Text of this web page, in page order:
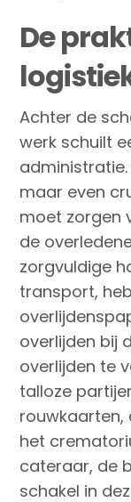
De
Achter de
werk schuilt
maar even
moet zorgen
de
zorgvuldige
transport,
overlijden bij
overlijden te
talloze
rouwkaarten,
het
cateraar, de
schakel in